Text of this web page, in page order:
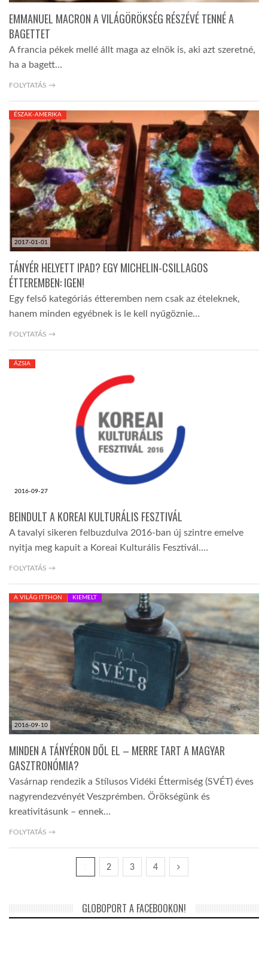
EMMANUEL MACRON A VILÁGÖRÖKSÉG RÉSZÉVÉ TENNÉ A
BAGETTET
A francia pékek mellé állt maga az elnök is, aki azt szeretné,
ha a bagett…
FOLYTATÁS →
2017-01-01
ÉSZAK-AMERIKA
TÁNYÉR HELYETT IPAD? EGY MICHELIN-CSILLAGOS
ÉTTEREMBEN: IGEN!
Egy felső kategóriás étteremben nem csak az ételeknek,
hanem minden egyébnek is le kell nyűgöznie…
FOLYTATÁS →
2016-09-27
ÁZSIA
BEINDULT A KOREAI KULTURÁLIS FESZTIVÁL
A tavalyi sikeren felbuzdulva 2016-ban új szintre emelve
nyitja meg kapuit a Koreai Kulturális Fesztivál.…
FOLYTATÁS →
2016-09-10
A VILÁG ITTHON KIEMELT
MINDEN A TÁNYÉRON DŐL EL – MERRE TART A MAGYAR
GASZTRONÓMIA?
Vasárnap rendezik a Stílusos Vidéki Éttermiség (SVÉT) éves
nagyrendezvényét Veszprémben. Örökségünk és
kreativitásunk – ennek…
FOLYTATÁS →
2 3 4
GLOBOPORT A FACEBOOKON!